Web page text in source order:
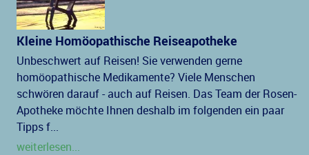
Kleine Homöopathische Reiseapotheke
Unbeschwert auf Reisen! Sie verwenden gerne
homöopathische Medikamente? Viele Menschen
schwören darauf - auch auf Reisen. Das Team der Rosen-
Apotheke möchte Ihnen deshalb im folgenden ein paar
Tipps f...
weiterlesen...